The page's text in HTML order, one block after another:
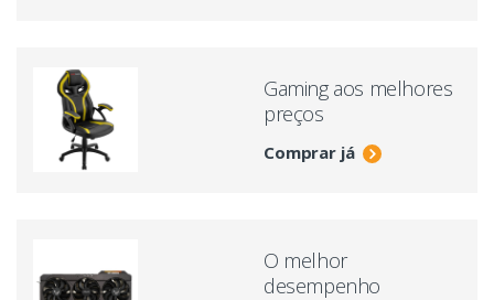
Gaming aos melhores
preços
Comprar já
O melhor
desempenho